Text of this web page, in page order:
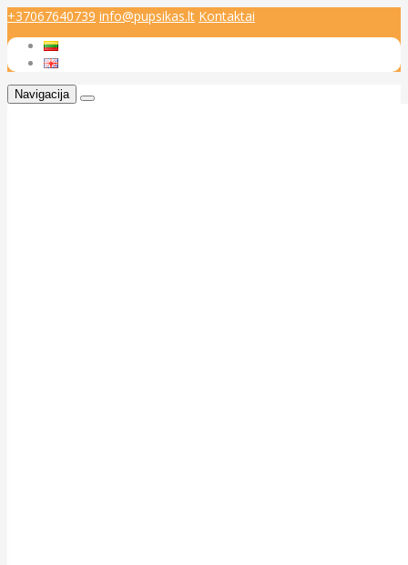
+37067640739 info@pupsikas.lt Kontaktai
Navigacija